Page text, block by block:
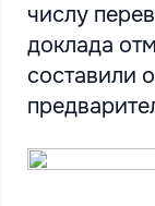
числу
доклада
составили